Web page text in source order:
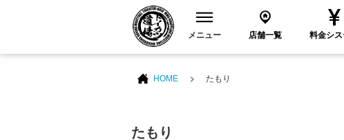
メニュー 店舗一覧 料金シ
HOME たもり
たもり